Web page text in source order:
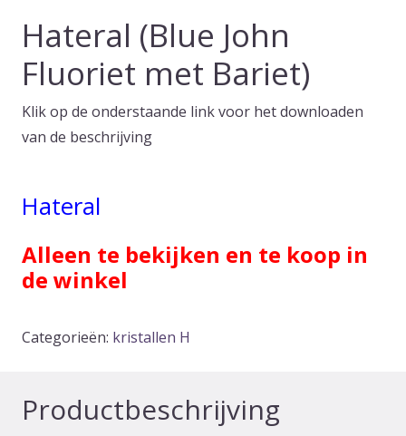
Hateral (Blue John
Fluoriet met Bariet)
Klik op de onderstaande link voor het downloaden
van de beschrijving
Hateral
Alleen te bekijken en te koop in
de winkel
Categorieën: kristallen H
Productbeschrijving